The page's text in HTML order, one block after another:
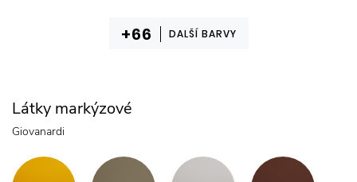
DALŠÍ BARVY
Látky markýzové
Giovanardi